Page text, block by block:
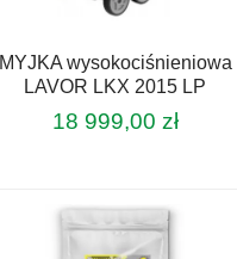
MYJKA wysokociśnieniowa
LAVOR LKX 2015 LP
18 999,00 zł